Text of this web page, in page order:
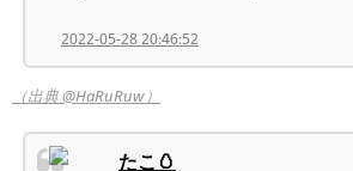
2022-05-28 20:46:52
（出典 @HaRuRuw）
たこ🥚